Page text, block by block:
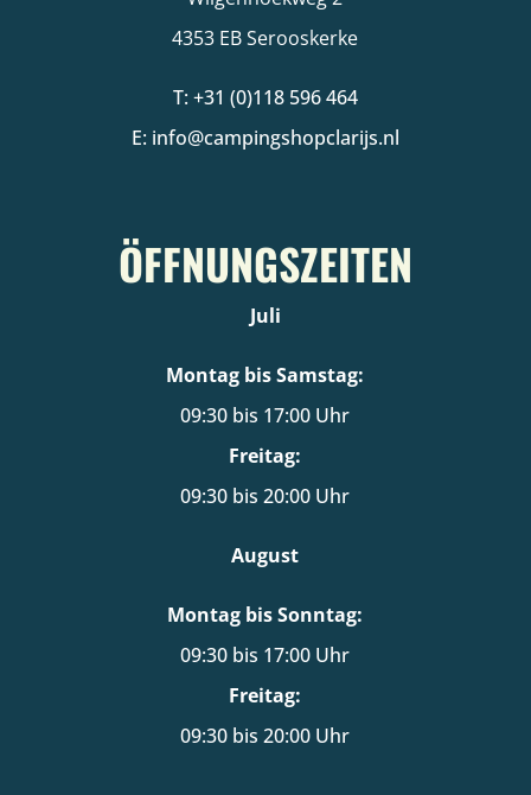
4353 EB Serooskerke
T: +31 (0)118 596 464
E: info@campingshopclarijs.nl
ÖFFNUNGSZEITEN
Juli
Montag bis Samstag:
09:30 bis 17:00 Uhr
Freitag:
09:30 bis 20:00 Uhr
August
Montag bis Sonntag:
09:30 bis 17:00 Uhr
Freitag:
09:30 bis 20:00 Uhr